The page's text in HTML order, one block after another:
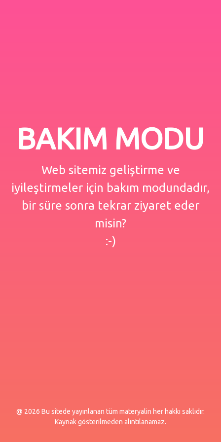
BAKIM MODU
Web sitemiz geliştirme ve
iyileştirmeler için bakım modundadır,
bir süre sonra tekrar ziyaret eder
misin?
:-)
@ 2026 Bu sitede yayınlanan tüm materyalin her hakkı saklıdır.
Kaynak gösterilmeden alıntılanamaz.